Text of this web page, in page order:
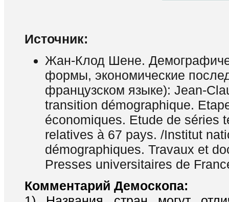
Источник:
Жан-Клод Шене.
формы, экономические
французском языке): Jean-
transition démographique.
économiques. Etude de séries
relatives à 67 pays. /Institut
démographiques. Travaux et
Presses universitaires de
Комментарий Демоскопа: